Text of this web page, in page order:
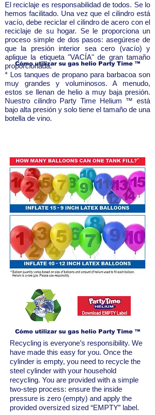
Cómo utilizar su gas helio Party Time ™
Cómo utilizar su gas helio Party Time ™
Recycling is everyone’s responsibility. We
have made this easy for you. Once the
cylinder is empty, you need to recycle the
steel cylinder with your household
recycling. You are provided with a simple
two-step process: ensure the inside
pressure is zero (empty) and apply the
provided oversized sized “EMPTY” label.
El reciclaje es responsabilidad de todos. Se lo
hemos facilitado. Una vez que el cilindro está
vacío, debe reciclar el cilindro de acero con el
reciclaje de su hogar. Se le proporciona un
proceso simple de dos pasos: asegúrese de
que la presión interior sea cero (vacío) y
aplique la etiqueta "VACÍA" de gran tamaño
proporcionada.
* Los tanques de propano para barbacoa son
muy grandes y voluminosos. A menudo,
estos se llenan de helio a muy baja presión.
Nuestro cilindro Party Time Helium ™ está
bajo alta presión y solo tiene el tamaño de una
botella de vino.